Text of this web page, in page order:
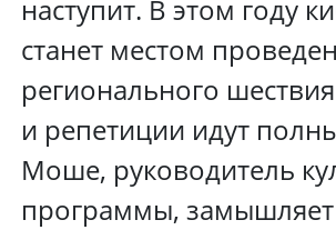
наступит. В этом году
станет местом
регионального шествия
и репетиции идут
Моше, руководитель
программы, замышляет